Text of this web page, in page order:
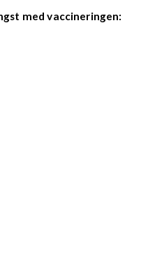
med vaccineringen: